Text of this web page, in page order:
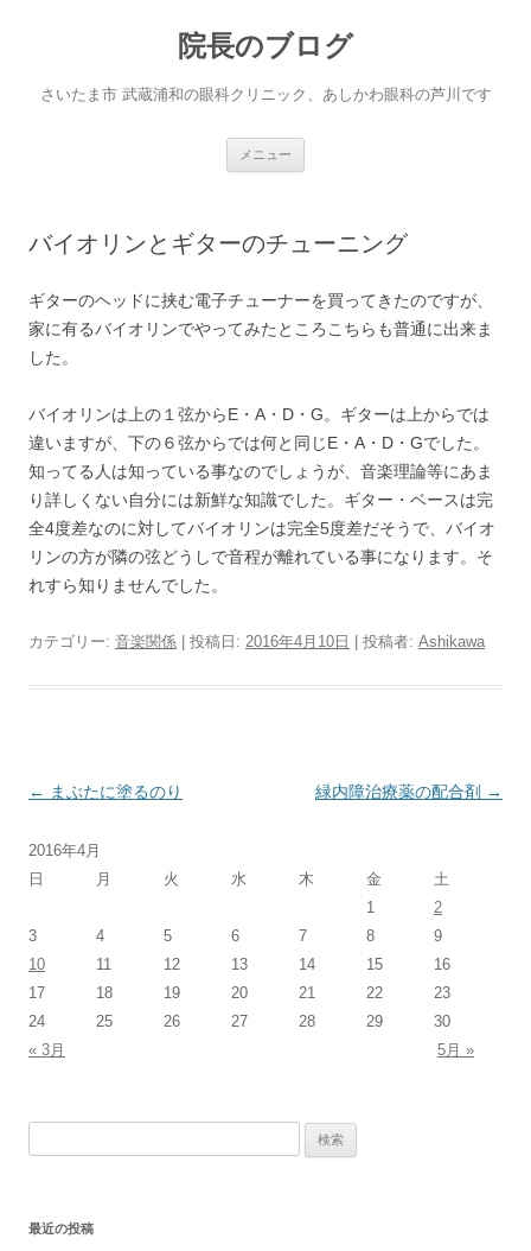
院長のブログ
さいたま市 武蔵浦和の眼科クリニック、あしかわ眼科の芦川です
メニュー
ス
プ
バイオリンとギターのチューニング
ギターのヘッドに挟む電子チューナーを買ってきたのですが、
家に有るバイオリンでやってみたところこちらも普通に出来ま
した。
バイオリンは上の１弦からE・A・D・G。ギターは上からでは
違いますが、下の６弦からでは何と同じE・A・D・Gでした。
知ってる人は知っている事なのでしょうが、音楽理論等にあま
り詳しくない自分には新鮮な知識でした。ギター・ベースは完
全4度差なのに対してバイオリンは完全5度差だそうで、バイオ
リンの方が隣の弦どうしで音程が離れている事になります。そ
れすら知りませんでした。
カテゴリー: 音楽関係 | 投稿日: 2016年4月10日 投稿者: Ashikawa
投
ナ
ビ
ー
シ
ョ
ン
← まぶたに塗るのり 緑内障治療薬の配合剤 →
2016年4月
日
月 火 水 木 金
土
1
2
3
4 5 6 7 8
9
10
11 12 13 14 15
16
17
18 19 20 21 22
23
24
25 26 27 28 29
30
« 3月
5月 »
最近の投稿